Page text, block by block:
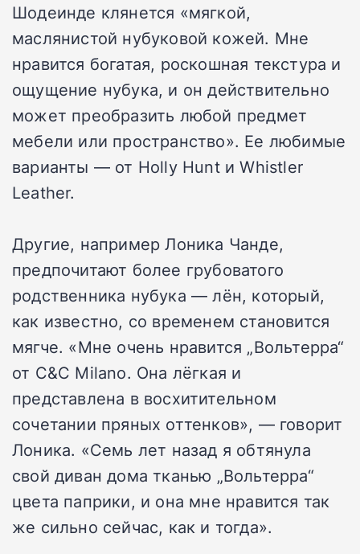
Шодеинде клянется «мягкой,
маслянистой нубуковой кожей. Мне
нравится богатая, роскошная текстура и
ощущение нубука, и он действительно
может преобразить любой предмет
мебели или пространство». Ее любимые
варианты — от Holly Hunt и Whistler
Leather.
Другие, например Лоника Чанде,
предпочитают более грубоватого
родственника нубука — лён, который,
как известно, со временем становится
мягче. «Мне очень нравится „Вольтерра“
от C&C Milano. Она лёгкая и
представлена в восхитительном
сочетании пряных оттенков», — говорит
Лоника. «Семь лет назад я обтянула
свой диван дома тканью „Вольтерра“
цвета паприки, и она мне нравится так
же сильно сейчас, как и тогда».